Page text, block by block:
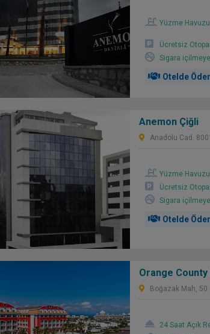
Yüzme Havuzu
Ücretsiz
Sigara
Otelde
Anemon Çiğli
Anadolu Cad.
Yüzme Havuzu
Ücretsiz
Sigara
Otelde
Orange
Boğazak Mah,
24 Saat Açık